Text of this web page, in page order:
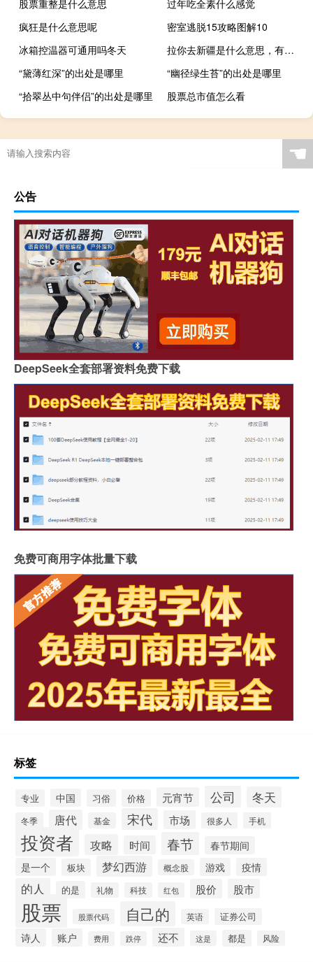
股票重整是什么意思
过年吃全素什么感觉
疯狂是什么意思呢
密室逃脱15攻略图解10
冰箱控温器可通用吗冬天
拉你去新疆是什么意思，有什么特殊含义什么梗
“黛薄红深”的出处是哪里
“幽径绿生苔”的出处是哪里
“拾翠丛中句伴侣”的出处是哪里
股票总市值怎么看
☚
公告
DeepSeek全套部署资料免费下载
免费可商用字体批量下载
标签
专业 中国 习俗 价格 元宵节 公司 冬天
冬季 唐代 基金 宋代 市场 很多人 手机
投资者 攻略 时间 春节
春节期间
是一个
板块 梦幻西游 概念股 游戏 疫情
的人 的是 礼物 科技 红包 股价 股市
股票 股票代码 自己的 英语 证券公司
诗人 账户 费用 跌停 还不 这是 都是 风险